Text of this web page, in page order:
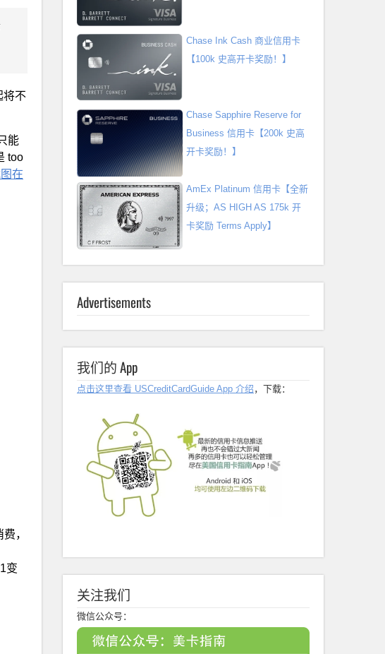
将不
能
too
在
，
变
Chase Ink Cash 商业信用卡
【100k 史高开卡奖励！】
Chase Sapphire Reserve for
Business 信用卡【200k 史高
开卡奖励！】
AmEx Platinum 信用卡【全新
升级；AS HIGH AS 175k 开
卡奖励 Terms Apply】
Advertisements
我们的 App
点击这里查看 USCreditCardGuide App 介绍 ，下载：
关注我们
微信公众号：